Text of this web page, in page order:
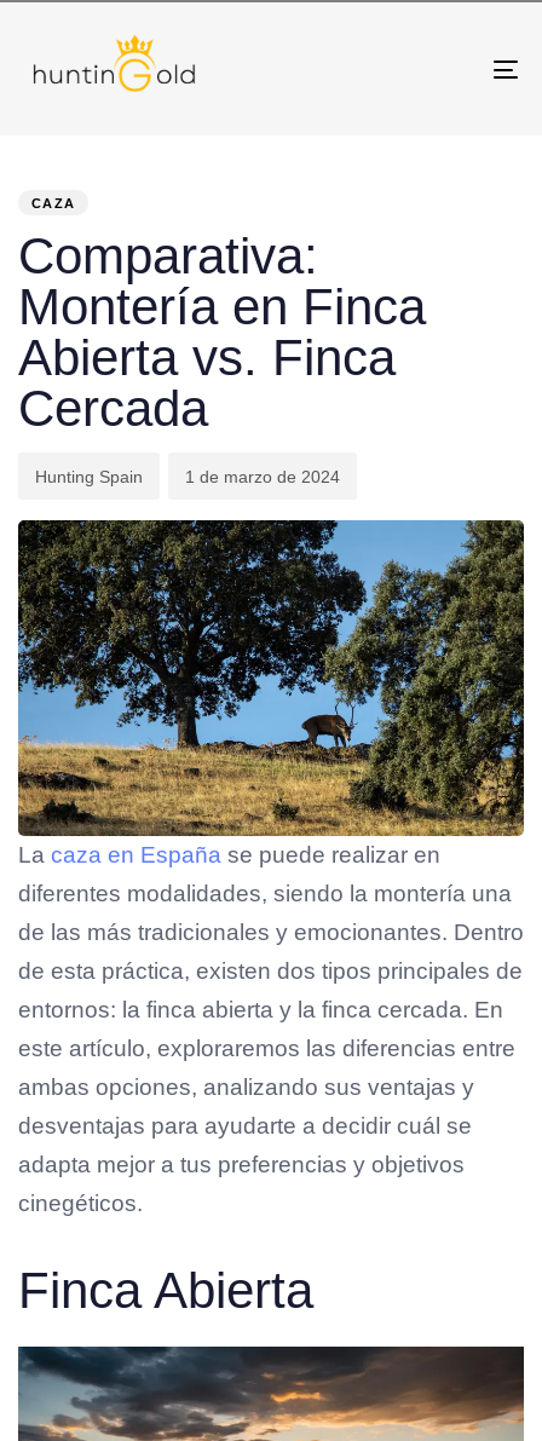
CAZA
Comparativa:
Montería en Finca
Abierta vs. Finca
Cercada
Hunting Spain 1 de marzo de 2024
La caza en España se puede realizar en
diferentes modalidades, siendo la montería una
de las más tradicionales y emocionantes. Dentro
de esta práctica, existen dos tipos principales de
entornos: la finca abierta y la finca cercada. En
este artículo, exploraremos las diferencias entre
ambas opciones, analizando sus ventajas y
desventajas para ayudarte a decidir cuál se
adapta mejor a tus preferencias y objetivos
cinegéticos.
Finca Abierta